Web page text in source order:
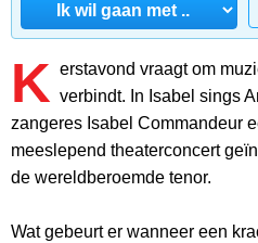
K erstavond vraagt om
verbindt. In Isabel sings
zangeres Isabel Commandeur
meeslepend theaterconcert
de wereldberoemde tenor.
Wat gebeurt er wanneer een